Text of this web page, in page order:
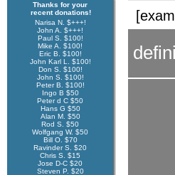
Thanks for your
recent donations!
Narisa N. $+++!
John A. $+++!
Paul S. $100!
Mike A. $100!
Eric B. $100!
John Karl L. $100!
Don S. $100!
John S. $100!
Peter B. $100!
Ingo B $50
Peter d C $50
Hans G $50
Alan M. $50
Rod S. $50
Wolfgang W. $50
Bill O. $70
Ravinder S. $20
Chris S. $15
Jose D-C $20
Steven P. $20